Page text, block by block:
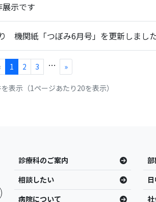
示です
機関紙「つぼみ6月号」を更新しまし
1 2 3 … »
表示（1ページあたり20を表示）
診療科のご案内 部
相談したい
病院について